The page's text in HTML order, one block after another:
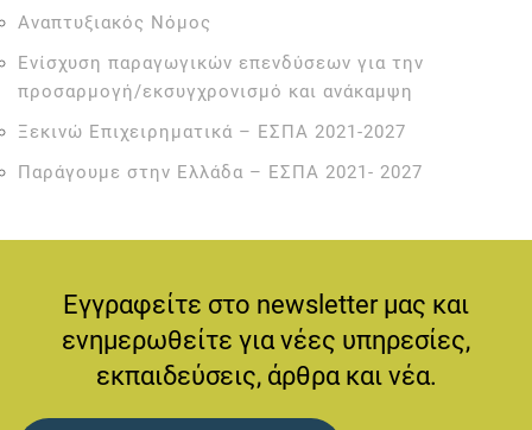
Αναπτυξιακός Νόμος
Ενίσχυση παραγωγικών επενδύσεων για την
προσαρμογή/εκσυγχρονισμό και ανάκαμψη
Ξεκινώ Επιχειρηματικά – ΕΣΠΑ 2021-2027
Παράγουμε στην Ελλάδα – ΕΣΠΑ 2021- 2027
Εγγραφείτε στο newsletter μας και
ενημερωθείτε για νέες υπηρεσίες,
εκπαιδεύσεις, άρθρα και νέα.